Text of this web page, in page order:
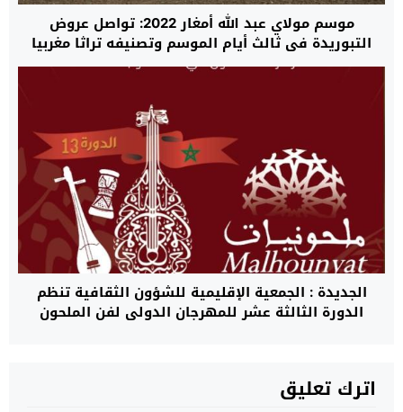
موسم مولاي عبد الله أمغار 2022: تواصل عروض
التبوريدة في ثالث أيام الموسم وتصنيفه تراثا مغربيا
خالصا من طرف الإسيسكو
الجديدة : الجمعية الإقليمية للشؤون الثقافية تنظم
الدورة الثالثة عشر للمهرجان الدولي لفن الملحون
اترك تعليق